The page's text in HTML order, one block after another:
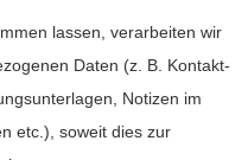
lassen, verarbeiten wir
Daten (z. B. Kontakt-
Notizen im
etc.), soweit dies zur